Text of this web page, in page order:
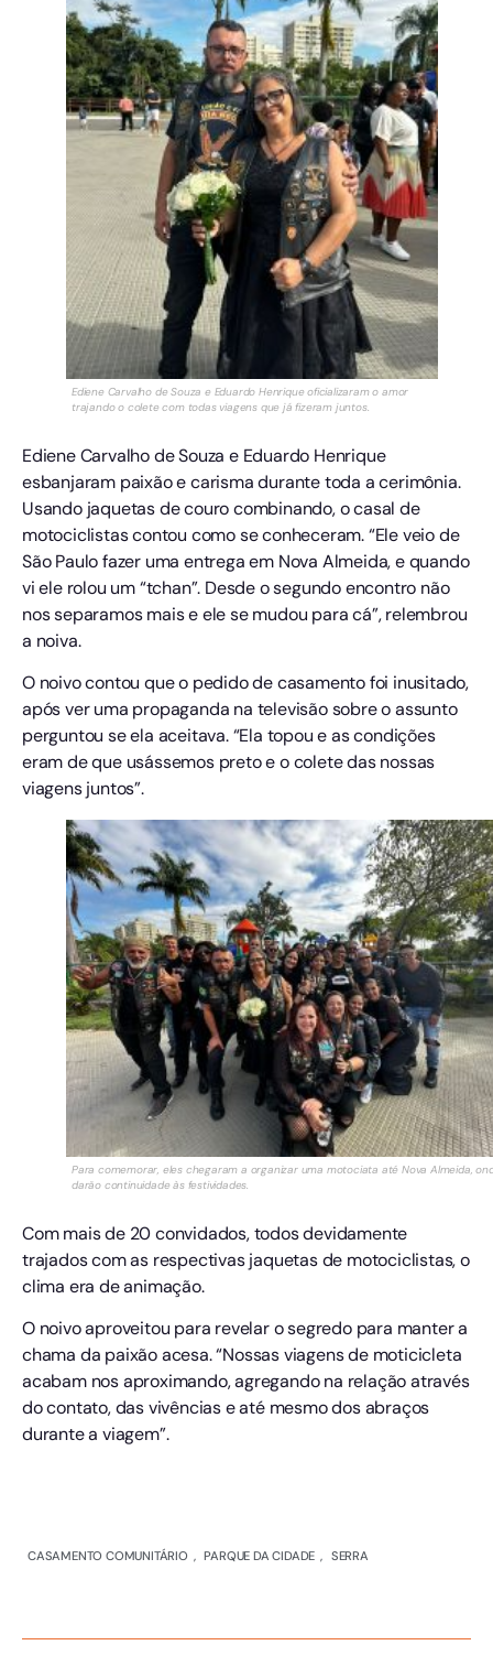
Ediene Carvalho de Souza e Eduardo Henrique oficializaram o amor
trajando o colete com todas viagens que já fizeram juntos.
Ediene Carvalho de Souza e Eduardo Henrique
esbanjaram paixão e carisma durante toda a cerimônia.
Usando jaquetas de couro combinando, o casal de
motociclistas contou como se conheceram. “Ele veio de
São Paulo fazer uma entrega em Nova Almeida, e quando
vi ele rolou um “tchan”. Desde o segundo encontro não
nos separamos mais e ele se mudou para cá”, relembrou
a noiva.
O noivo contou que o pedido de casamento foi inusitado,
após ver uma propaganda na televisão sobre o assunto
perguntou se ela aceitava. “Ela topou e as condições
eram de que usássemos preto e o colete das nossas
viagens juntos”.
Para comemorar, eles chegaram a organizar uma motociata até Nova Almeida,
darão continuidade às festividades.
Com mais de 20 convidados, todos devidamente
trajados com as respectivas jaquetas de motociclistas, o
clima era de animação.
O noivo aproveitou para revelar o segredo para manter a
chama da paixão acesa. “Nossas viagens de moticicleta
acabam nos aproximando, agregando na relação através
do contato, das vivências e até mesmo dos abraços
durante a viagem”.
CASAMENTO COMUNITÁRIO PARQUE DA CIDADE SERRA